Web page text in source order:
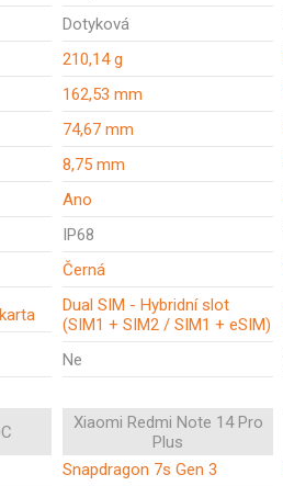
Dotyková
210,14 g
162,53 mm
74,67 mm
8,75 mm
Ano
IP68
Černá
Dual SIM - Hybridní slot
(SIM1 + SIM2 / SIM1 + eSIM)
Ne
Xiaomi Redmi Note 14 Pro
Plus
Snapdragon 7s Gen 3